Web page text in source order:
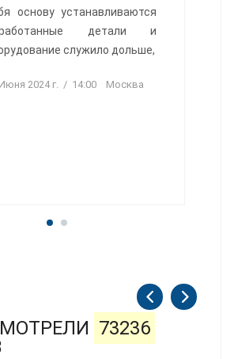
основу устанавливаются
детали и
служило дольше,
2024 г. / 14:00 Москва
73236